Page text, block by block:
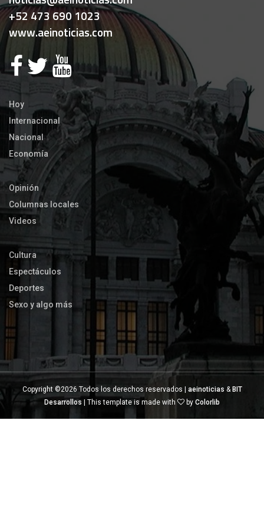
+52 473 690 1023
www.aeinoticias.com
Hoy
Internacional
Nacional
Economía
Opinión
Columnas locales
Videos
Cultura
Espectáculos
Deportes
Sexo y algo más
Copyright ©2026 Todos los derechos reservados | aeinoticias & BIT
Desarrollos | This template is made with by Colorlib